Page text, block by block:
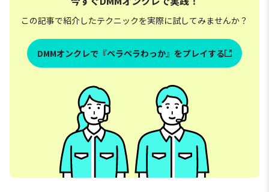
この記事で紹介したテクニックを実際に試してみませんか？
DMMオンクレで『ペラペラわっか』をプレイする